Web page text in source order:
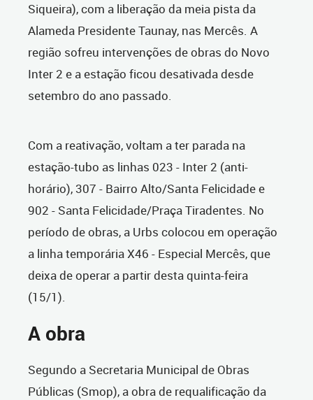
Siqueira), com a liberação da meia pista da
Alameda Presidente Taunay, nas Mercês. A
região sofreu intervenções de obras do Novo
Inter 2 e a estação ficou desativada desde
setembro do ano passado.
Com a reativação, voltam a ter parada na
estação-tubo as linhas 023 - Inter 2 (anti-
horário), 307 - Bairro Alto/Santa Felicidade e
902 - Santa Felicidade/Praça Tiradentes. No
período de obras, a Urbs colocou em operação
a linha temporária X46 - Especial Mercês, que
deixa de operar a partir desta quinta-feira
(15/1).
A obra
Segundo a Secretaria Municipal de Obras
Públicas (Smop), a obra de requalificação da